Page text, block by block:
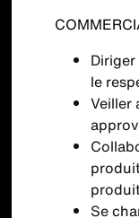
le
Veiller
Se